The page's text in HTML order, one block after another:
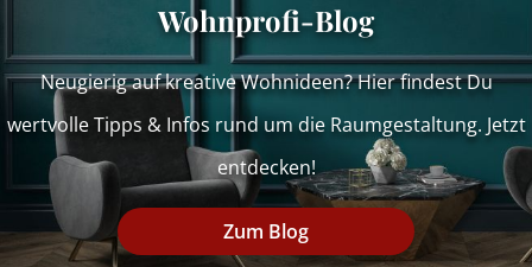
Wohnprofi-Blog
Neugierig auf kreative Wohnideen? Hier findest Du
wertvolle Tipps & Infos rund um die Raumgestaltung. Jetzt
entdecken!
Zum Blog